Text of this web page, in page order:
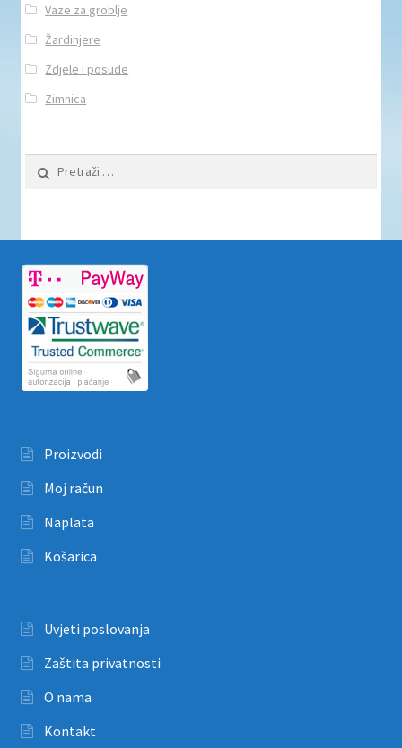
Vaze za groblje
Žardinjere
Zdjele i posude
Zimnica
Pretraži:
Proizvodi
Moj račun
Naplata
Košarica
Uvjeti poslovanja
Zaštita privatnosti
O nama
Kontakt